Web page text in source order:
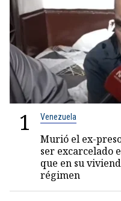
1 Venezuela
Murió el ex-
ser excarcelado
que en su
régimen